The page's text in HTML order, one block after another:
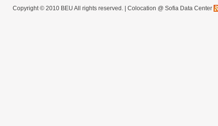
Copyright © 2010 BEU All rights reserved. | Colocation @ Sofia Data Center